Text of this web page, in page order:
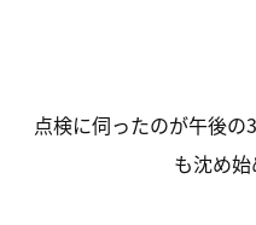
点検に伺ったのが午後の
も沈め